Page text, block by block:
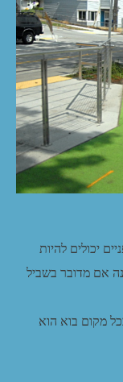
יכולים להיות
אם מדובר בשביל
מקום בוא הוא